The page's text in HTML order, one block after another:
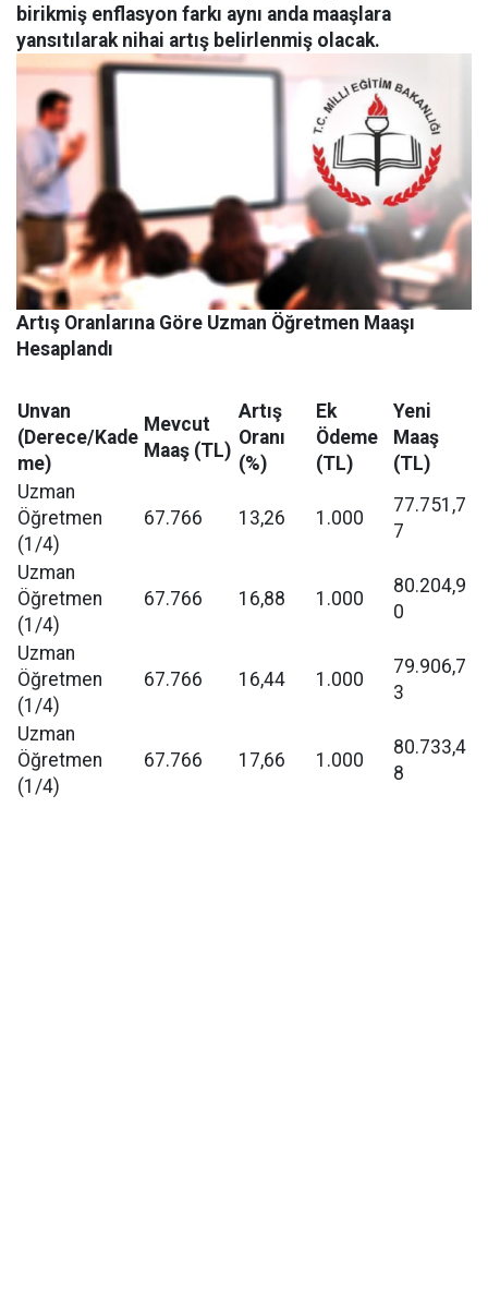
birikmiş enflasyon farkı aynı anda maaşlara
yansıtılarak nihai artış belirlenmiş olacak.
Artış Oranlarına Göre Uzman Öğretmen Maaşı
Hesaplandı
Unvan
(Derece/Kade
me)
Mevcut
Maaş (TL)
Artış
Oranı
(%)
Ek
Ödeme
(TL)
Yeni
Maaş
(TL)
Uzman
Öğretmen
(1/4)
67.766 13,26 1.000
77.751,7
7
Uzman
Öğretmen
(1/4)
67.766 16,88 1.000
80.204,9
0
Uzman
Öğretmen
(1/4)
67.766 16,44 1.000
79.906,7
3
Uzman
Öğretmen
(1/4)
67.766 17,66 1.000
80.733,4
8